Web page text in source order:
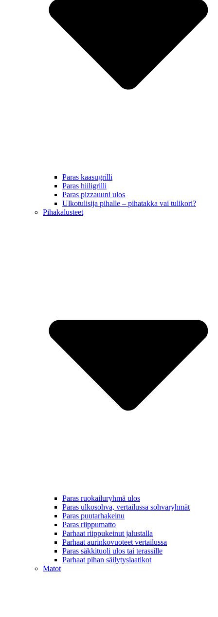
Paras kaasugrilli
Paras hiiligrilli
Paras pizzauuni ulos
Ulkotulisija pihalle – pihatakka vai tulikori?
Pihakalusteet
Paras ruokailuryhmä ulos
Paras ulkosohva, vertailussa sohvaryhmät
Paras puutarhakeinu
Paras riippumatto
Parhaat riippukeinut jalustalla
Parhaat aurinkovuoteet vertailussa
Paras säkkituoli ulos tai terassille
Parhaat pihan säilytyslaatikot
Matot